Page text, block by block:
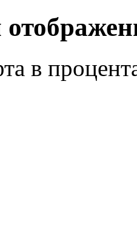
в